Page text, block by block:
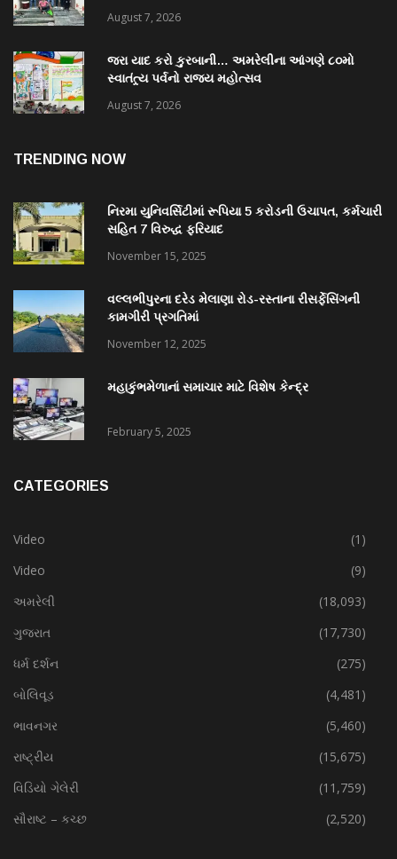
August 7, 2026
જરા યાદ કરો કુરબાની… અમરેલીના આંગણે ૮૦મો
સ્વાતંત્ર્ય પર્વનો રાજ્ય મહોત્સવ
August 7, 2026
TRENDING NOW
નિરમા યુનિવર્સિટીમાં રૂપિયા 5 કરોડની ઉચાપત, કર્મચારી
સહિત 7 વિરુદ્ધ ફરિયાદ
November 15, 2025
વલ્લભીપુરના દરેડ મેલાણા રોડ-રસ્તાના રીસર્ફેસિંગની
કામગીરી પ્રગતિમાં
November 12, 2025
મહાકુંભમેળાનાં સમાચાર માટે વિશેષ કેન્દ્ર
February 5, 2025
CATEGORIES
Video
(1)
Video
(9)
અમરેલી
(18,093)
ગુજરાત
(17,730)
ધર્મ દર્શન
(275)
બોલિવૂડ
(4,481)
ભાવનગર
(5,460)
રાષ્ટ્રીય
(15,675)
વિડિયો ગેલેરી
(11,759)
સૌરાષ્ટ – કચ્છ
(2,520)